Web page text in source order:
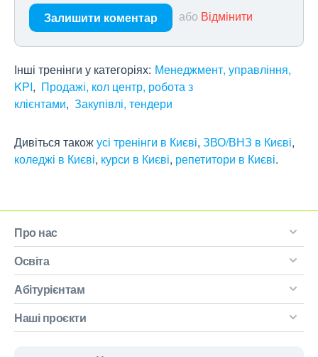
Залишити коментар або Відмінити
Інші тренінги у категоріях: Менеджмент, управління,
KPI
Продажі, кол центр, робота з
клієнтами Закупівлі, тендери
Дивіться такожусі тренінги в Києві, ЗВО/ВНЗ в Києві,
коледжі в Києві, курси в Києві, репетитори в Києві.
Про нас
Освіта
Абітурієнтам
Наші проєкти